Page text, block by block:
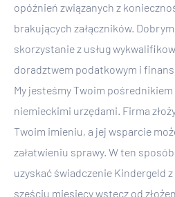
opóźnień związanych z
brakujących załączników.
skorzystanie z usług
doradztwem podatkowym i
My jesteśmy Twoim
niemieckimi urzędami. Firma
Twoim imieniu, a jej wsparcie
załatwieniu sprawy. W ten
uzyskać świadczenie Kindergeld
sześciu miesięcy wstecz od